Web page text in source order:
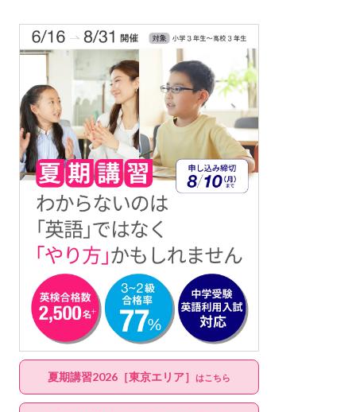
夏期講習2026［東京エリア］ はこちら